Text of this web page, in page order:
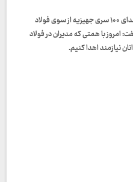
مدیرعامل هلدینگ صبا انرژی در مراسم اهدای ۱۰۰ سری جهیزیه از سوی فولاد
با همتی که مدیران در فولاد